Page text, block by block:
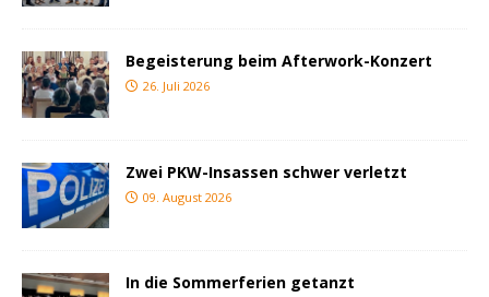
Begeisterung beim Afterwork-Konzert
26. Juli 2026
Zwei PKW-Insassen schwer verletzt
09. August 2026
In die Sommerferien getanzt